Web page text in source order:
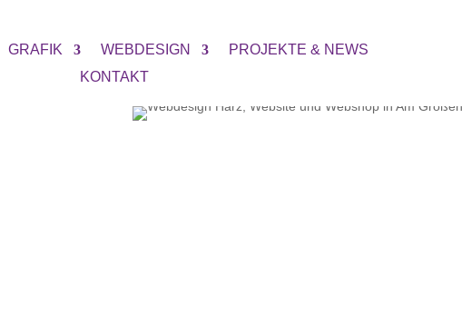
GRAFIK WEBDESIGN
PROJEKTE & NEWS
KONTAKT